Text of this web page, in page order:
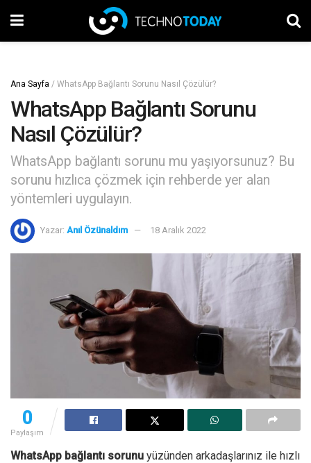
Ana Sayfa / WhatsApp Bağlantı Sorunu Nasıl Çözülür?
WhatsApp Bağlantı Sorunu
Nasıl Çözülür?
WhatsApp bağlantı sorunu mu yaşıyorsunuz? Bu
sorunu hızlıca çözmek için rehberde yer alan
yöntemleri uygulayın.
Yazar: Anıl Özünaldım 18 Aralık 2022
0
Paylaşım
WhatsApp bağlantı sorunu yüzünden arkadaşlarınız ile hızlı